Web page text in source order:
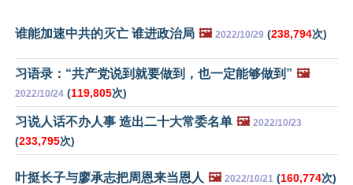
谁能加速中共的灭亡 谁进政治局 🖼️ 2022/10/29 (238,794次)
习语录：“共产党说到就要做到，也一定能够做到” 🖼️
2022/10/24 (119,805次)
习说人话不办人事 造出二十大常委名单 🖼️ 2022/10/23
(233,795次)
叶挺长子与廖承志把周恩来当恩人 🖼️ 2022/10/21 (160,774次)